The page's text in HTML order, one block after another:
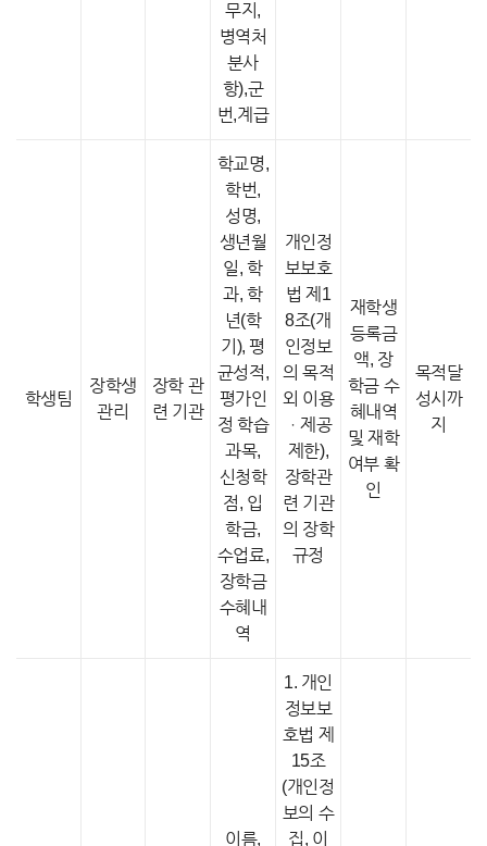
무지,
병역처
분사
항),군
번,계급
학생팀
장학생
관리
장학 관
련 기관
학교명,
학번,
성명,
생년월
일, 학
과, 학
년(학
기), 평
균성적,
평가인
정 학습
과목,
신청학
점, 입
학금,
수업료,
장학금
수혜내
역
개인정
보보호
법 제1
8조(개
인정보
의 목적
외 이용
ㆍ제공
제한),
장학관
련 기관
의 장학
규정
재학생
등록금
액, 장
학금 수
혜내역
및 재학
여부 확
인
목적달
성시까
지
이름,
1. 개인
정보보
호법 제
15조
(개인정
보의 수
집, 이